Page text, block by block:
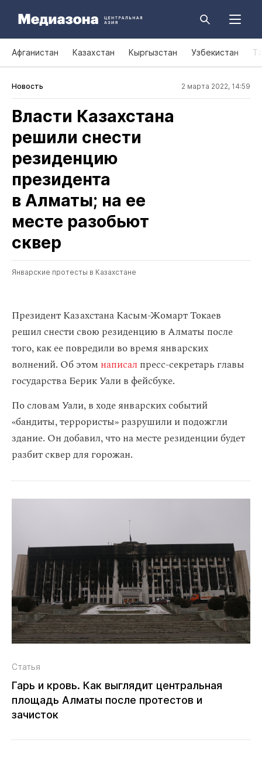
Афганистан Казахстан Кыргызстан Узбекистан
Новость 2 марта 2022, 14:59
Власти Казахстана
решили снести
резиденцию
президента
в Алматы; на ее
месте разобьют
сквер
Январские протесты в Казахстане
Президент Казахстана Касым-Жомарт Токаев
решил снести свою резиденцию в Алматы после
того, как ее повредили во время январских
волнений. Об этом написал пресс-секретарь главы
государства Берик Уали в фейсбуке.
По словам Уали, в ходе январских событий
«бандиты, террористы» разрушили и подожгли
здание. Он добавил, что на месте резиденции будет
разбит сквер для горожан.
Статья
Гарь и кровь. Как выглядит центральная
площадь Алматы после протестов и
зачисток